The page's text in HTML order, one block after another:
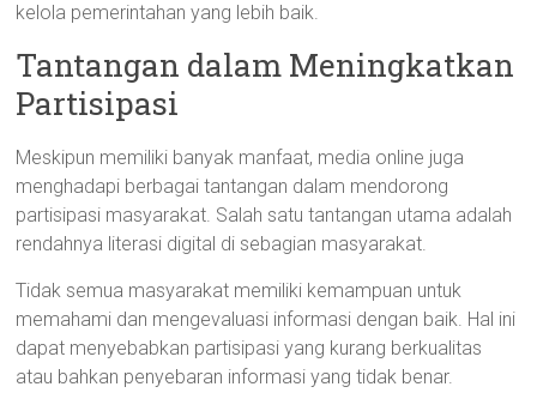
kelola pemerintahan yang lebih baik.
Tantangan dalam Meningkatkan
Partisipasi
Meskipun memiliki banyak manfaat, media online juga
menghadapi berbagai tantangan dalam mendorong
partisipasi masyarakat. Salah satu tantangan utama adalah
rendahnya literasi digital di sebagian masyarakat.
Tidak semua masyarakat memiliki kemampuan untuk
memahami dan mengevaluasi informasi dengan baik. Hal ini
dapat menyebabkan partisipasi yang kurang berkualitas
atau bahkan penyebaran informasi yang tidak benar.